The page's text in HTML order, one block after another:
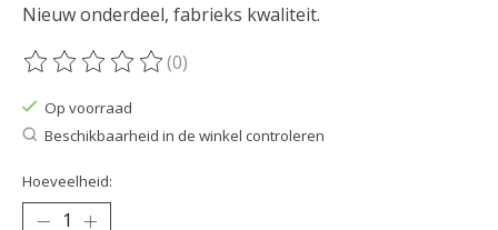
Nieuw onderdeel, fabrieks kwaliteit.
De beoordeling van dit product is
(0)
Op voorraad
Beschikbaarheid in de winkel controleren
Hoeveelheid: